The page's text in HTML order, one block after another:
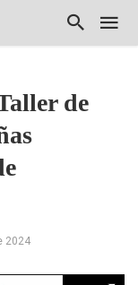
de
2024